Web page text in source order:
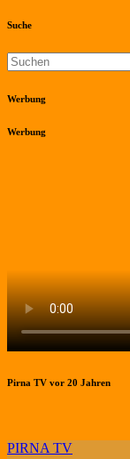
Suche
Werbung
Werbung
Pirna TV vor 20 Jahren
PIRNA TV